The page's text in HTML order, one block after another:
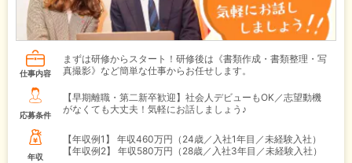
仕事内容
まずは研修からスタート！研修後は《書類作成・書類整理・写
真撮影》など簡単な仕事からお任せします。
応募条件
【早期離職・第二新卒歓迎】社会人デビューもOK／志望動機
がなくても大丈夫！気軽にお話しましょう♪
年収
【年収例1】
年収460万円（24歳／入社1年目／未経験入社）
【年収例2】
年収580万円（28歳／入社3年目／未経験入社）